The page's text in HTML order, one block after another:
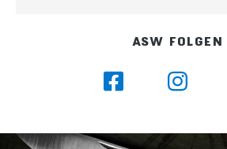
ASW FOLGEN